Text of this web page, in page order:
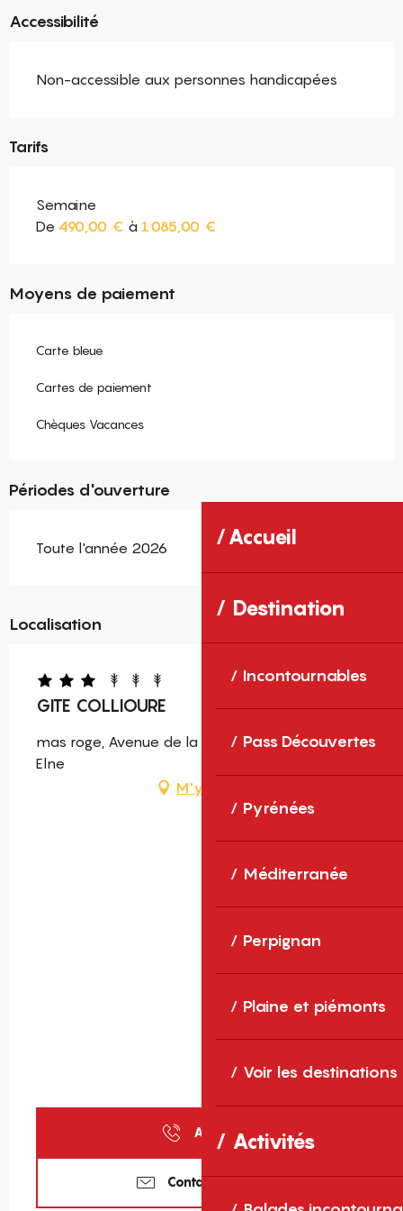
Accueil
Destination
Incontournables
Pass Découvertes
Pyrénées
Méditerranée
Perpignan
Plaine et piémonts
Voir les destinations
Activités
Accessibilité
Non-accessible aux personnes handicapées
Tarifs
Semaine
De 490,00 € à 1 085,00 €
Moyens de paiement
Carte bleue
Cartes de paiement
Chèques Vacances
Périodes d'ouverture
Toute l'année 2026
Localisation
GITE COLLIOURE
mas roge, Avenue de la Mer, 66200 Latour-Bas-
Elne
M'y rendre
Appeler
Contactez-nous